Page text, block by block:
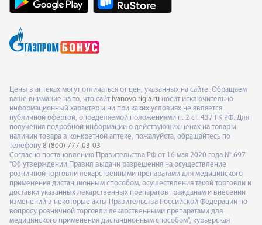
Цены в аптеках могут отличаться от цен, указанных на сайте. Обращаем
ваше внимание на то, что сайт ivanovo.rigla.ru носит исключительно
информационный характер и ни при каких условиях не является
публичной офертой, определяемой положениями п. 2 ст. 437 ГК РФ. Для
получения подробной информации о действующих ценах на товар и
наличии товара в конкретной аптеке, пожалуйста, обращайтесь по
телефону 8 (800) 777-03-03
Согласно постановлению Правительства РФ от 16 мая 2020 года № 697
"Об утверждении Правил выдачи разрешения на осуществление
розничной торговли лекарственными препаратами для медицинского
применения дистанционным способом, осуществления такой торговли и
доставки указанных лекарственных препаратов гражданам и внесении
изменений в некоторые акты Правительства Российской Федерации по
вопросу розничной торговли лекарственными препаратами для
медицинского применения дистанционным способом", курьерская